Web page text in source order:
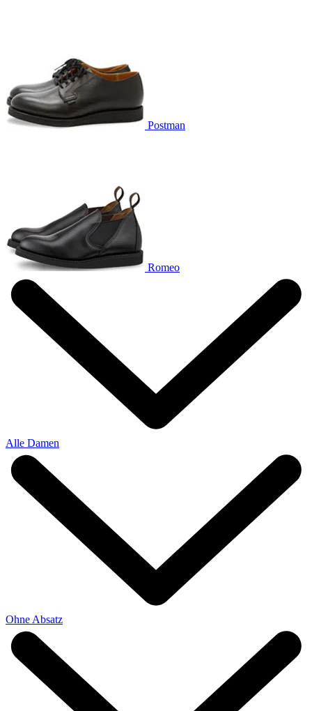
Postman
Romeo
Alle Damen
Ohne Absatz